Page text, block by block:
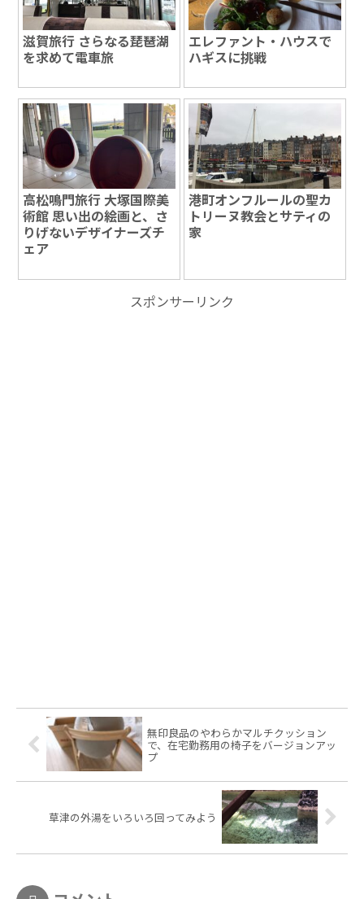
滋賀旅行 さらなる琵琶湖
を求めて電車旅
エレファント・ハウスで
ハギスに挑戦
高松鳴門旅行 大塚国際美
術館 思い出の絵画と、さ
りげないデザイナーズチ
ェア
港町オンフルールの聖カ
トリーヌ教会とサティの
家
スポンサーリンク
無印良品のやわらかマルチクッション
で、在宅勤務用の椅子をバージョンアッ
プ
草津の外湯をいろいろ回ってみよう